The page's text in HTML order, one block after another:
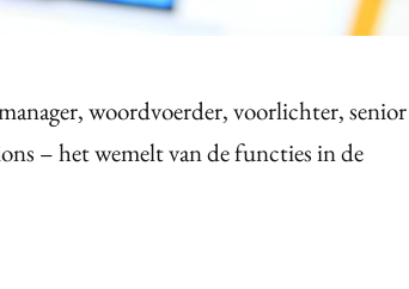
woordvoerder, voorlichter, senior
– het wemelt van de functies in de